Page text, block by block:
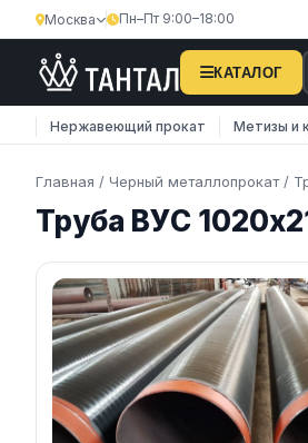
Москва Пн–Пт 9:00–18:00
КАТАЛОГ
Нержавеющий прокат Метизы и
Главная / Черный металлопрокат /
Труба ВУС
Затрудняетесь с
Наши менеджеры оперативно
необходимую продукцию.
Телефон E-mail
ОТПРАВИТЬ